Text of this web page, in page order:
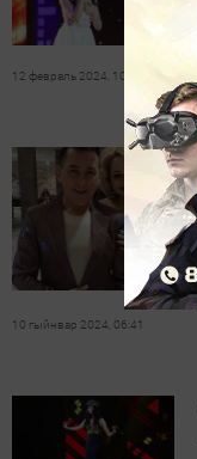
12 февраль 2024, 10:30
10 гыйнвар 2024, 06:41